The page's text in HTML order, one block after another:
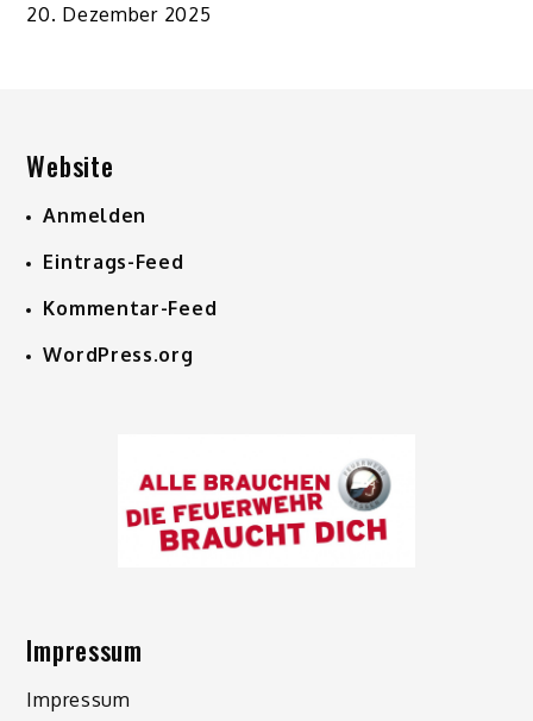
20. Dezember 2025
Website
Anmelden
Eintrags-Feed
Kommentar-Feed
WordPress.org
Impressum
Impressum